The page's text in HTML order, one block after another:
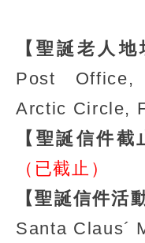
【聖誕老人地
Post
Arctic Circle,
【聖誕信件截
（已截止）
【聖誕信件活
Santa Claus´